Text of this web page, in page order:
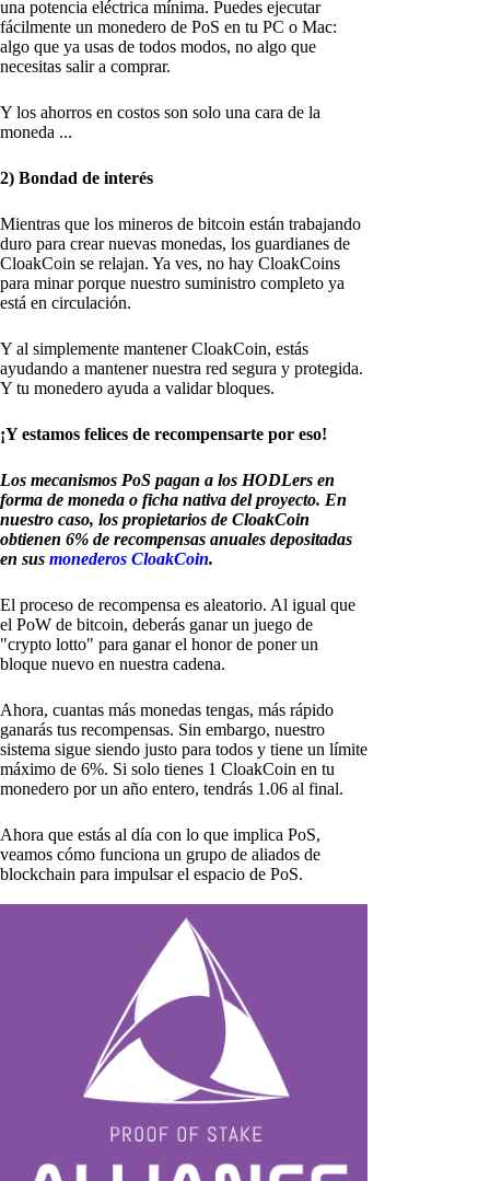
una potencia eléctrica mínima. Puedes ejecutar
fácilmente un monedero de PoS en tu PC o Mac:
algo que ya usas de todos modos, no algo que
necesitas salir a comprar.
Y los ahorros en costos son solo una cara de la
moneda ...
2) Bondad de interés
Mientras que los mineros de bitcoin están trabajando
duro para crear nuevas monedas, los guardianes de
CloakCoin se relajan. Ya ves, no hay CloakCoins
para minar porque nuestro suministro completo ya
está en circulación.
Y al simplemente mantener CloakCoin, estás
ayudando a mantener nuestra red segura y protegida.
Y tu monedero ayuda a validar bloques.
¡Y estamos felices de recompensarte por eso!
Los mecanismos PoS pagan a los HODLers en
forma de moneda o ficha nativa del proyecto. En
nuestro caso, los propietarios de CloakCoin
obtienen 6% de recompensas anuales depositadas
en sus monederos CloakCoin.
El proceso de recompensa es aleatorio. Al igual que
el PoW de bitcoin, deberás ganar un juego de
"crypto lotto" para ganar el honor de poner un
bloque nuevo en nuestra cadena.
Ahora, cuantas más monedas tengas, más rápido
ganarás tus recompensas. Sin embargo, nuestro
sistema sigue siendo justo para todos y tiene un límite
máximo de 6%. Si solo tienes 1 CloakCoin en tu
monedero por un año entero, tendrás 1.06 al final.
Ahora que estás al día con lo que implica PoS,
veamos cómo funciona un grupo de aliados de
blockchain para impulsar el espacio de PoS.